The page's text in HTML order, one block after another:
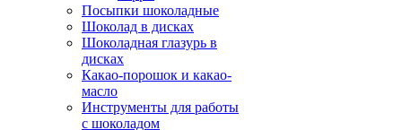
Посыпки шоколадные
Шоколад в дисках
Шоколадная глазурь в
дисках
Какао-порошок и какао-
масло
Инструменты для работы
с шоколадом